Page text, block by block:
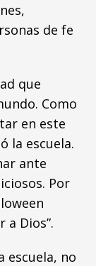
de fe
que
Como
en este
la escuela.
ante
Por
a Dios”.
escuela, no